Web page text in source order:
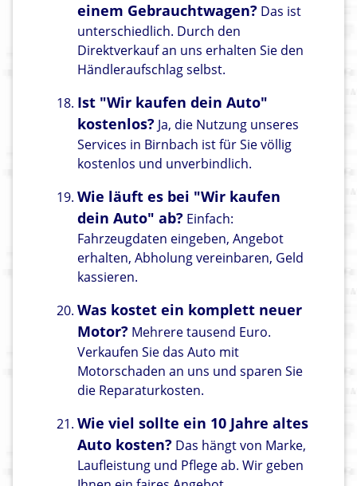
einem Gebrauchtwagen? Das ist
unterschiedlich. Durch den
Direktverkauf an uns erhalten Sie den
Händleraufschlag selbst.
Ist "Wir kaufen dein Auto"
kostenlos? Ja, die Nutzung unseres
Services in Birnbach ist für Sie völlig
kostenlos und unverbindlich.
Wie läuft es bei "Wir kaufen
dein Auto" ab? Einfach:
Fahrzeugdaten eingeben, Angebot
erhalten, Abholung vereinbaren, Geld
kassieren.
Was kostet ein komplett neuer
Motor? Mehrere tausend Euro.
Verkaufen Sie das Auto mit
Motorschaden an uns und sparen Sie
die Reparaturkosten.
Wie viel sollte ein 10 Jahre altes
Auto kosten? Das hängt von Marke,
Laufleistung und Pflege ab. Wir geben